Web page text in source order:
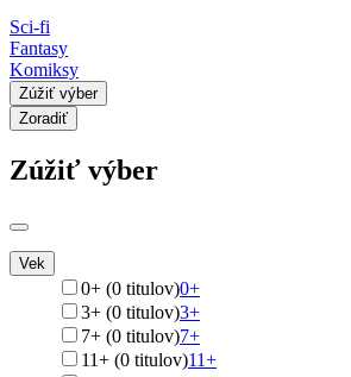
Sci-fi
Fantasy
Komiksy
Zúžiť výber
Zoradiť
Zúžiť výber
Vek
0+ (0 titulov)0+
3+ (0 titulov)3+
7+ (0 titulov)7+
11+ (0 titulov)11+